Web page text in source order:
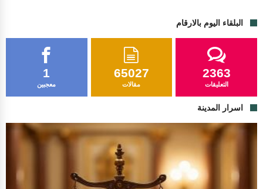
البلقاء اليوم بالارقام
1
معجبين
65027
مقالات
2363
التعليقات
اسرار المدينة